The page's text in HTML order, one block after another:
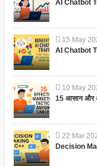
AI Chatbot
15 May
AI Chatbot
10 May
15 आसान और
22 Mar
Decision